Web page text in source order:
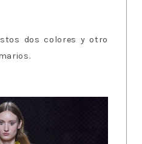
dos colores y otro